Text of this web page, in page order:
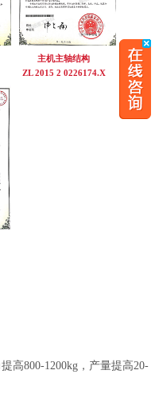
主机主轴结构
ZL 2015 2 0226174.X
高800-1200kg，产量提高20-